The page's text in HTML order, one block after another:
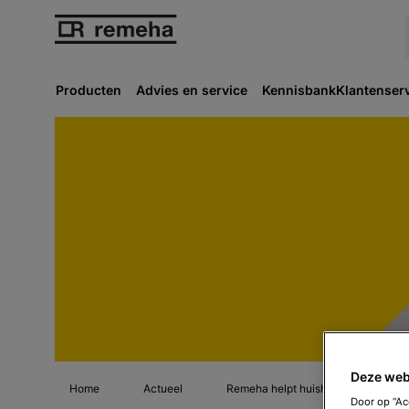
Producten Advies en service Kennisbank
Home Actueel Remeha helpt huishoudens uit de
Deze
Door op